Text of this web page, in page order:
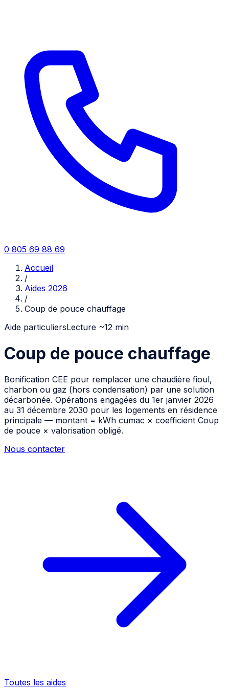
0 805 69 88 69
Accueil
/
Aides 2026
/
Coup de pouce chauffage
Aide particuliersLecture ~12 min
Coup de pouce chauffage
Bonification CEE pour remplacer une chaudière fioul,
charbon ou gaz (hors condensation) par une solution
décarbonée. Opérations engagées du 1er janvier 2026
au 31 décembre 2030 pour les logements en résidence
principale — montant = kWh cumac × coefficient Coup
de pouce × valorisation obligé.
Nous contacter
Toutes les aides